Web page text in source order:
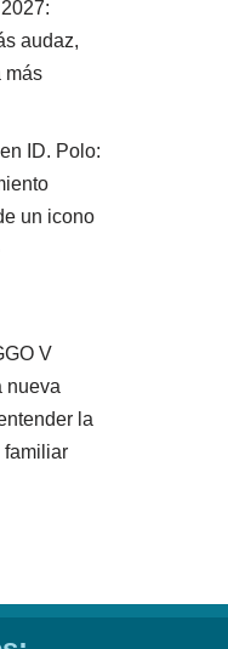
audaz,
más
ID. Polo:
un icono
V
nueva
la
familiar